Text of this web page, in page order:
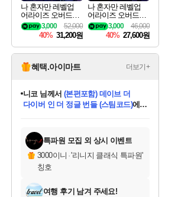
나 혼자만 레벨업
어라이즈 오버드라
이브 디럭스 에디션
Solo Leveling Arise
Overdrive Deluxe Edi
tion
52,000
3,000
40% 31,200원
나 혼자만 레벨업
어라이즈 오버드라
이브 Solo Leveling A
rise
46,000
3,000
40% 27,600원
혜택.아이마트 더보기+
교환.
당첨되셨습니다.
니코님께서 (본편포함) 데이브 더
다이버 인 더 정글 번들 (스팀코드)에
당첨되셨습니다.
당첨되셨습니다.
당첨되셨습니다.
당첨되셨습니다.
당첨되셨습니다.
에디션 (스팀코드)를 교환.
당첨되셨습니다.
특파원 모집 외 상시 이벤트
3000이니 ·'리니지 클래식 특파원'
칭호
여행 후기 남겨 주세요!